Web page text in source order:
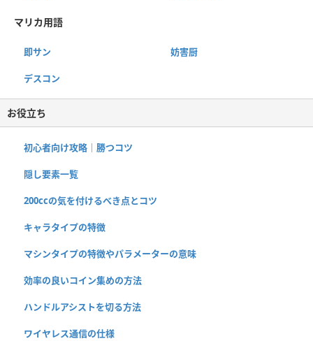
マリカ用語
即サン 妨害厨
デスコン
お役立ち
初心者向け攻略｜勝つコツ
隠し要素一覧
200ccの気を付けるべき点とコツ
キャラタイプの特徴
マシンタイプの特徴やパラメーターの意味
効率の良いコイン集めの方法
ハンドルアシストを切る方法
ワイヤレス通信の仕様